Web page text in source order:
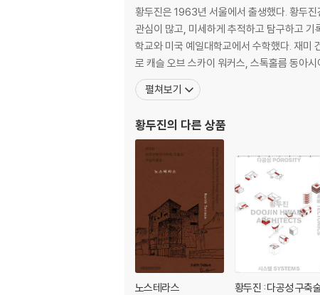
한 그루 나무 같은 사람
부록
공간 사옥이 지어지기까지
공간 사옥 구석구석 둘러보기
김수근 선생님이 설계한 그 밖의 건물들
황두진은 1963년 서울에서 출생했다. 황두
관심이 많고, 미세하게 추적하고 탐구하고 기
학교와 미국 예일대학교에서 수학했다. 재
로 캐슬 오브 스카이 워커스, 스톡홀름 동아
펼쳐보기
황두진의 다른 상품
노스테라스
황두진 : 다공성 구축